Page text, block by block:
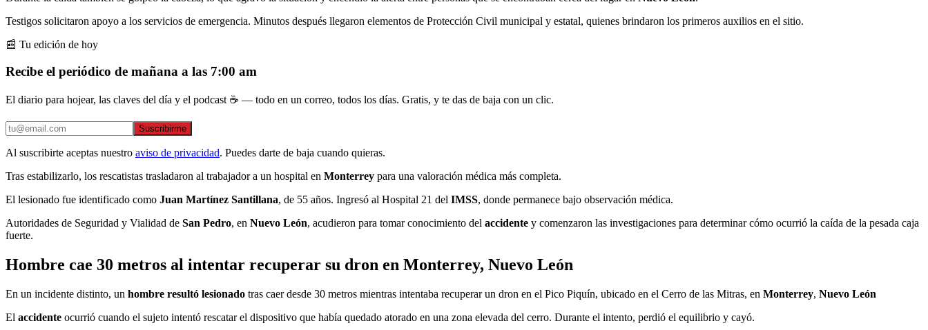
Testigos solicitaron apoyo a los servicios de emergencia. Minutos después llegaron elementos de Protección Civil municipal y estatal, quienes brindaron los primeros auxilios en el sitio.
📰 Tu edición de hoy
Recibe el periódico de mañana a las 7:00 am
El diario para hojear, las claves del día y el podcast ☕ — todo en un correo, todos los días. Gratis, y te das de baja con un clic.
Suscribirme
Al suscribirte aceptas nuestro aviso de privacidad. Puedes darte de baja cuando quieras.
Tras estabilizarlo, los rescatistas trasladaron al trabajador a un hospital en Monterrey para una valoración médica más completa.
El lesionado fue identificado como Juan Martínez Santillana, de 55 años. Ingresó al Hospital 21 del IMSS, donde permanece bajo observación médica.
Autoridades de Seguridad y Vialidad de San Pedro, en Nuevo León, acudieron para tomar conocimiento del accidente y comenzaron las investigaciones para determinar cómo ocurrió la caída de la pesada caja
fuerte.
Hombre cae 30 metros al intentar recuperar su dron en Monterrey, Nuevo León
En un incidente distinto, un hombre resultó lesionado tras caer desde 30 metros mientras intentaba recuperar un dron en el Pico Piquín, ubicado en el Cerro de las Mitras, en Monterrey, Nuevo León
El accidente ocurrió cuando el sujeto intentó rescatar el dispositivo que había quedado atorado en una zona elevada del cerro. Durante el intento, perdió el equilibrio y cayó.